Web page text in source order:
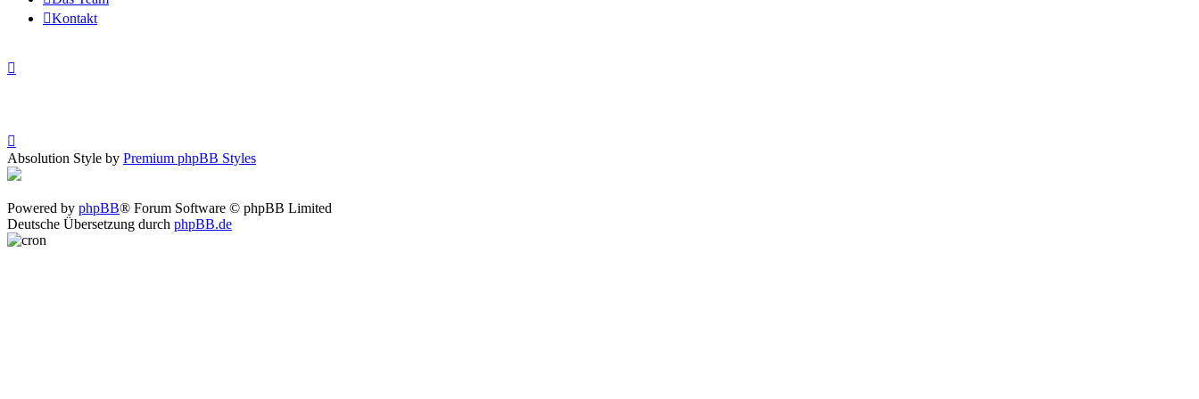
Kontakt
Absolution Style by Premium phpBB Styles
Powered by phpBB® Forum Software © phpBB Limited
Deutsche Übersetzung durch phpBB.de